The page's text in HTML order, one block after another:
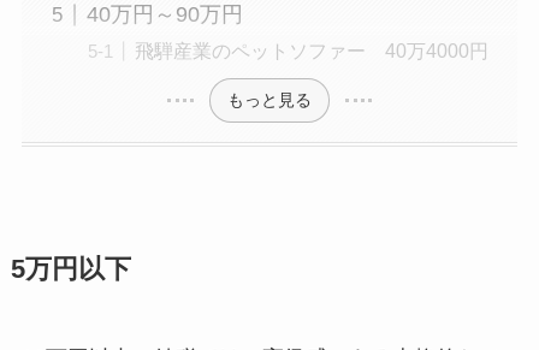
40万円～90万円
飛騨産業のペットソファー 40万4000円
もっと見る
5万円以下